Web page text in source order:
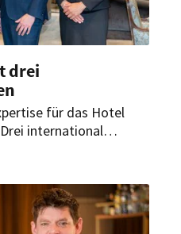
drei
für das Hotel
international
in den
Rooms Division und